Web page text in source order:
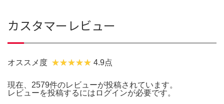
カスタマーレビュー
オススメ度 4.9点
現在、2579件のレビューが投稿されています。
レビューを投稿するには ログインが必要です。